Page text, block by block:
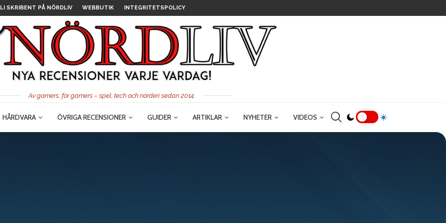
SKRIBENT PÅ NÖRDLIV WEBBUTIK INTEGRITETSPOLICY
Av gamers, för gamers – spel, tech och nörderi sedan 2014.
HÅRDVARA ÖVRIGA RECENSIONER GUIDER ARTIKLAR NYHETER VIDEOS